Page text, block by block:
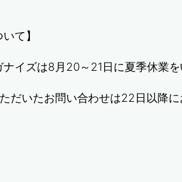
て】
イズは8月20～21日に夏季休業を
だいたお問い合わせは22日以降